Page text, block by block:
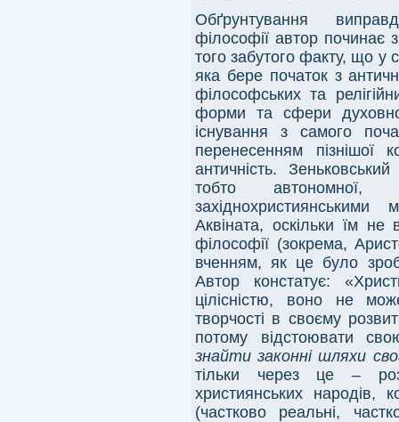
Обґрунтування
філософії автор починає з
того забутого факту, що у
яка бере початок з
філософських та
форми та сфери
існування з самого
перенесенням пізнішої
античність.
тобто автономної,
Аквіната, оскільки їм не
філософії (зокрема,
вченням, як це було
Автор констатує:
цілісністю, воно не
творчості в своєму
потому відстоювати
знайти законні шляхи
тільки через це –
християнських народів,
(частково реальні,